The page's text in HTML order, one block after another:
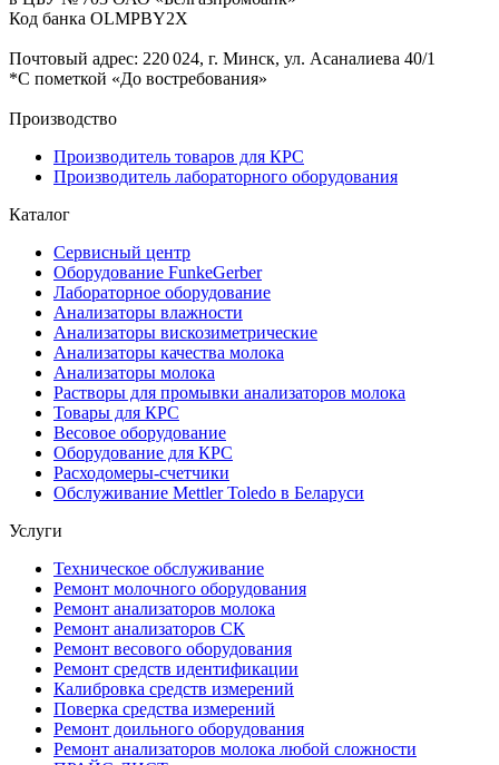
Код банка OLMPBY2X
Почтовый адрес: 220 024, г. Минск, ул. Асаналиева 40/1
*С пометкой «До востребования»
Производство
Производитель товаров для КРС
Производитель лабораторного оборудования
Каталог
Сервисный центр
Оборудование FunkeGerber
Лабораторное оборудование
Анализаторы влажности
Анализаторы вискозиметрические
Анализаторы качества молока
Анализаторы молока
Растворы для промывки анализаторов молока
Товары для КРС
Весовое оборудование
Оборудование для КРС
Расходомеры-счетчики
Обслуживание Mettler Toledo в Беларуси
Услуги
Техническое обслуживание
Ремонт молочного оборудования
Ремонт анализаторов молока
Ремонт анализаторов СК
Ремонт весового оборудования
Ремонт средств идентификации
Калибровка средств измерений
Поверка средства измерений
Ремонт доильного оборудования
Ремонт анализаторов молока любой сложности